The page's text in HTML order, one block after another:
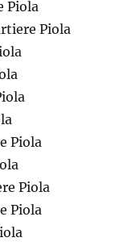
Piola
Piola
Piola
Piola
Piola